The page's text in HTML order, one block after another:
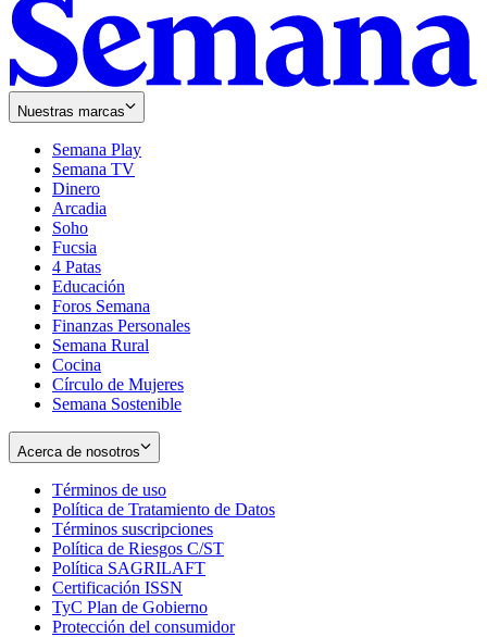
Nuestras marcas
Semana Play
Semana TV
Dinero
Arcadia
Soho
in
new
window
Fucsia
in
new
window
4 Patas
Educación
Foros Semana
Finanzas Personales
Semana Rural
Cocina
Círculo de Mujeres
Semana Sostenible
Acerca de nosotros
Términos de uso
in
new
window
Política de Tratamiento de Datos
Términos suscripciones
in
Política de Riesgos C/ST
Política SAGRILAFT
new
window
Certificación ISSN
in
new
TyC Plan de Gobierno
in
Protección del consumidorOpens